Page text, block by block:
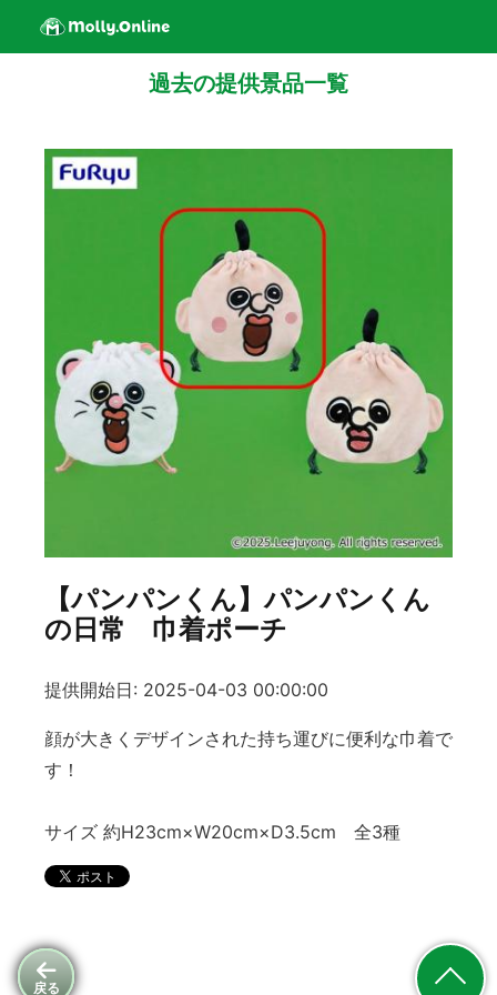
戻る
過去の提供景品一覧
【パンパンくん】パンパンくん
の日常 巾着ポーチ
提供開始日: 2025-04-03 00:00:00
顔が大きくデザインされた持ち運びに便利な巾着で
す！
サイズ 約H23cm×W20cm×D3.5cm 全3種